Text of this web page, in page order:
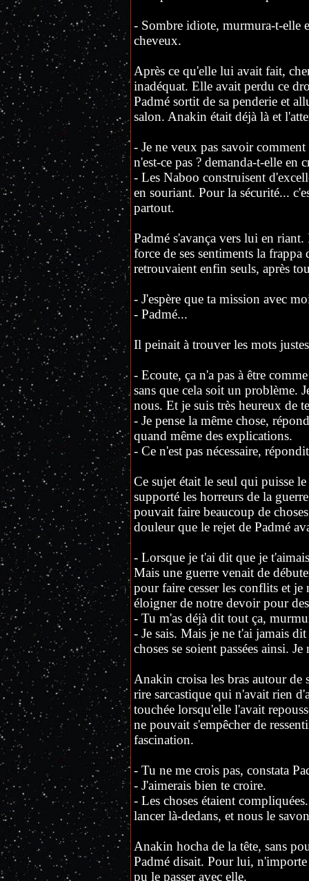
- Sombre idiote, murmura-t-elle
cheveux.
Après ce qu'elle lui avait fait,
inadéquat. Elle avait perdu ce
Padmé sortit de sa penderie et
salon. Anakin était déjà là et
- Je ne veux pas savoir comment
n'est-ce pas ? demanda-t-elle en
- Les Naboo construisent
en souriant. Pour la sécurité...
partout.
Padmé s'avança vers lui en
force de ses sentiments la
retrouvaient enfin seuls, après
- J'espère que ta mission avec
- Padmé...
Il peinait à trouver les mots
- Ecoute, ça n'a pas à être
sans que cela soit un problème.
nous. Et je suis très heureux de
- Je pense la même chose,
quand même des explications.
- Ce n'est pas nécessaire,
Ce sujet était le seul qui puisse
supporté les horreurs de la
pouvait faire beaucoup de
douleur que le rejet de Padmé
- Lorsque je t'ai dit que je
Mais une guerre venait de
pour faire cesser les conflits et
éloigner de notre devoir pour
- Tu m'as déjà dit tout ça,
- Je sais. Mais je ne t'ai jamais
choses se soient passées ainsi.
Anakin croisa les bras autour
rire sarcastique qui n'avait rien
touchée lorsqu'elle l'avait
ne pouvait s'empêcher de
fascination.
- Tu ne me crois pas, constata
- J'aimerais bien te croire.
- Les choses étaient
lancer là-dedans, et nous le
Anakin hocha de la tête, sans
Padmé disait. Pour lui,
pu le passer avec elle.